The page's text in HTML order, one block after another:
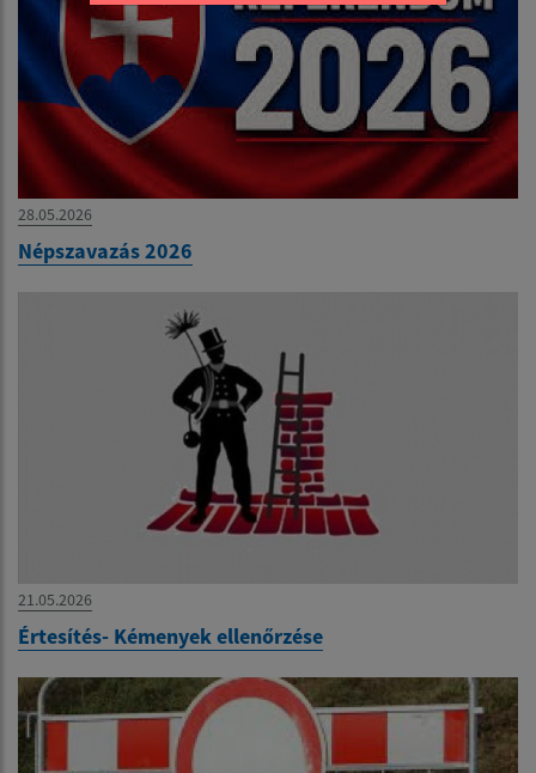
28.05.2026
Népszavazás 2026
21.05.2026
Értesítés- Kémenyek ellenőrzése